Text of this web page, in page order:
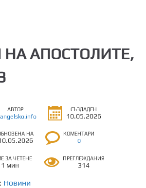
АПОСТОЛИТЕ,
АВТОР СЪЗДАДЕН
10.05.2026
НА КОМЕНТАРИ
0
ЗА ЧЕТЕНЕ
1 мин
ПРЕГЛЕЖДАНИЯ
314
Новини